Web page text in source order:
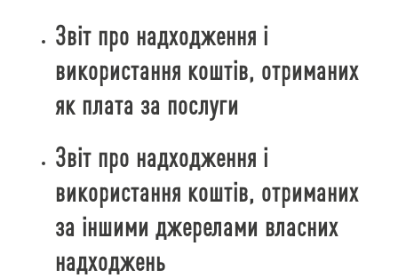
Звіт про надходження і
використання коштів, отриманих
як плата за послуги
Звіт про надходження і
використання коштів, отриманих
за іншими джерелами власних
надходжень